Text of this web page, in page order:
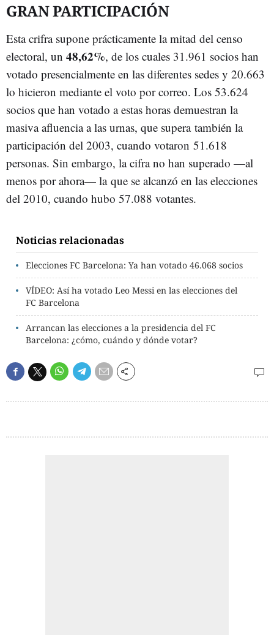
GRAN PARTICIPACIÓN
Esta crifra supone prácticamente la mitad del censo
electoral, un 48,62%, de los cuales 31.961 socios han
votado presencialmente en las diferentes sedes y 20.663
lo hicieron mediante el voto por correo. Los 53.624
socios que han votado a estas horas demuestran la
masiva afluencia a las urnas, que supera también la
participación del 2003, cuando votaron 51.618
personas. Sin embargo, la cifra no han superado —al
menos por ahora— la que se alcanzó en las elecciones
del 2010, cuando hubo 57.088 votantes.
Noticias relacionadas
Elecciones FC Barcelona: Ya han votado 46.068 socios
VÍDEO: Así ha votado Leo Messi en las elecciones del
FC Barcelona
Arrancan las elecciones a la presidencia del FC
Barcelona: ¿cómo, cuándo y dónde votar?